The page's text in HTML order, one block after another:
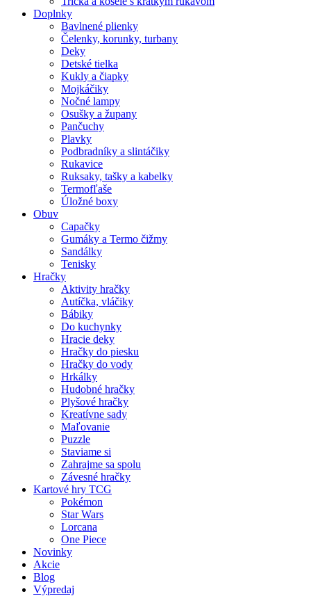
Doplnky
Bavlnené plienky
Čelenky, korunky, turbany
Deky
Detské tielka
Kukly a čiapky
Mojkáčiky
Nočné lampy
Osušky a župany
Pančuchy
Plavky
Podbradníky a slintáčiky
Rukavice
Ruksaky, tašky a kabelky
Termofľaše
Úložné boxy
Obuv
Capačky
Gumáky a Termo čižmy
Sandálky
Tenisky
Hračky
Aktivity hračky
Autíčka, vláčiky
Bábiky
Do kuchynky
Hracie deky
Hračky do piesku
Hračky do vody
Hrkálky
Hudobné hračky
Plyšové hračky
Kreatívne sady
Maľovanie
Puzzle
Staviame si
Zahrajme sa spolu
Závesné hračky
Kartové hry TCG
Pokémon
Star Wars
Lorcana
One Piece
Novinky
Akcie
Blog
Výpredaj